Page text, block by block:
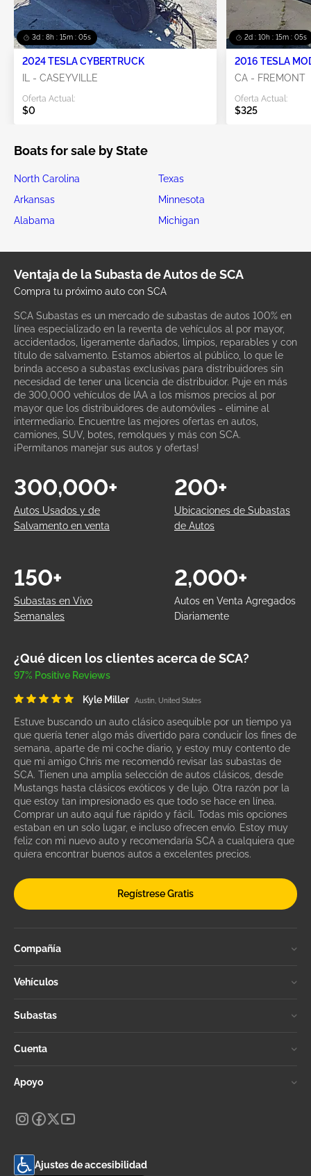
3d : 8h : 15m : 05s
2024 TESLA CYBERTRUCK
IL - CASEYVILLE
Oferta Actual:
$0
2d : 10h : 15m : 05s
2016 TESLA
CA - FREMONT
Oferta Actual:
$325
Boats for sale by State
North Carolina
Texas
Arkansas
Minnesota
Alabama
Michigan
Ventaja de la Subasta de Autos de SCA
Compra tu próximo auto con SCA
SCA Subastas es un mercado de subastas de autos 100% en
línea especializado en la reventa de vehículos al por mayor,
accidentados, ligeramente dañados, limpios, reparables y con
título de salvamento. Estamos abiertos al público, lo que le
brinda acceso a subastas exclusivas para distribuidores sin
necesidad de tener una licencia de distribuidor. Puje en más
de 300,000 vehículos de IAA a los mismos precios al por
mayor que los distribuidores de automóviles - elimine al
intermediario. Encuentre las mejores ofertas en autos,
camiones, SUV, botes, remolques y más con SCA.
¡Permítanos manejar sus autos y ofertas!
Autos Usados y de
Salvamento en venta
300,000+
Ubicaciones de Subastas
de Autos
200+
Subastas en Vivo
Semanales
150+
Autos en Venta Agregados
Diariamente
2,000+
¿Qué dicen los clientes acerca de SCA?
97% Positive Reviews
Kyle Miller Austin, United States
Estuve buscando un auto clásico asequible por un tiempo ya
que quería tener algo más divertido para conducir los fines de
semana, aparte de mi coche diario, y estoy muy contento de
que mi amigo Chris me recomendó revisar las subastas de
SCA. Tienen una amplia selección de autos clásicos, desde
Mustangs hasta clásicos exóticos y de lujo. Otra razón por la
que estoy tan impresionado es que todo se hace en línea.
Comprar un auto aquí fue rápido y fácil. Todas mis opciones
estaban en un solo lugar, e incluso ofrecen envío. Estoy muy
feliz con mi nuevo auto y recomendaría SCA a cualquiera que
quiera encontrar buenos autos a excelentes precios.
Regístrese Gratis
Compañía
Vehículos
Subastas
Cuenta
Apoyo
Ajustes de accesibilidad